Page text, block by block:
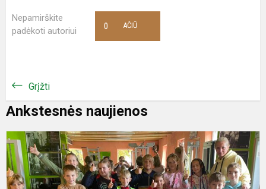
Nepamirškite
padėkoti autoriui
AČIŪ
0
Grįžti
Ankstesnės naujienos